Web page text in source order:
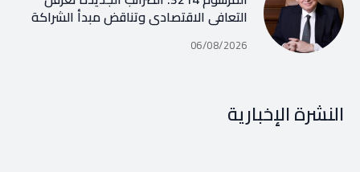
التعافي الاقتصادي وتناقض مبدأ الشراكة
06/08/2026
النشرة الإخبارية